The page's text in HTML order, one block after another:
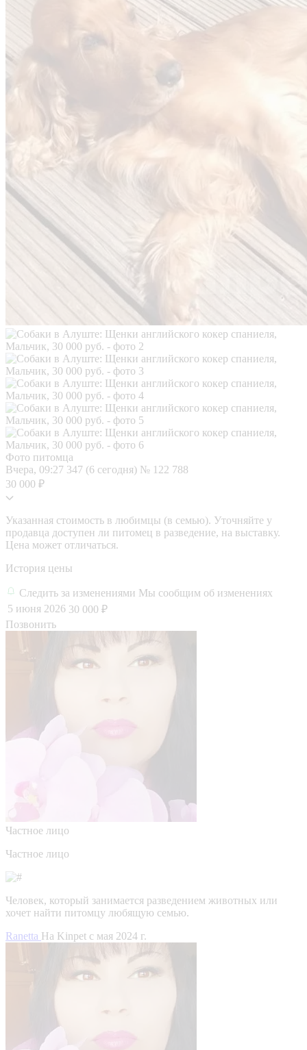
Фото питомца
Вчера, 09:27 347 (6 сегодня) № 122 788
30 000 ₽
Указанная стоимость в любимцы (в семью). Уточняйте у
продавца доступен ли питомец в разведение, на выставку.
Цена может отличаться.
История цены
Следить за изменениями Мы сообщим об изменениях
5 июня 2026 30 000 ₽
Позвонить
Частное лицо
Частное лицо
Человек, который занимается разведением животных или
хочет найти питомцу любящую семью.
Ranetta На Kinpet c мая 2024 г.